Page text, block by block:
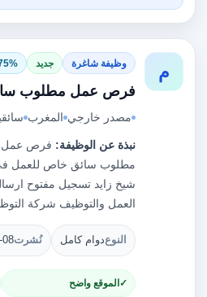
م وظيفة شاغرة جديد 75%
فرص عمل مطلوب
مصدر خارجي المغرب
نبذة عن الوظيفة: فرص عمل
مطلوب سائق خاص للعمل في
شيخ زايد تسجيل مفتوح
العمل والتوظيف شركة
النوعدوام كامل نُشرت08
الموقع واضح